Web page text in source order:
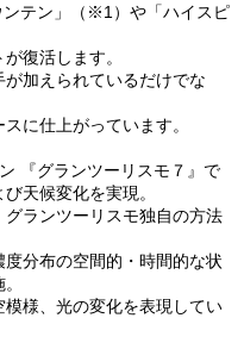
テン」（※1）や「ハイスピ
復活します。
加えられているだけでな
に仕上がっています。
『グランツーリスモ７』で
天候変化を実現。
ランツーリスモ独自の方法
分布の空間的・時間的な状
様、光の変化を表現してい